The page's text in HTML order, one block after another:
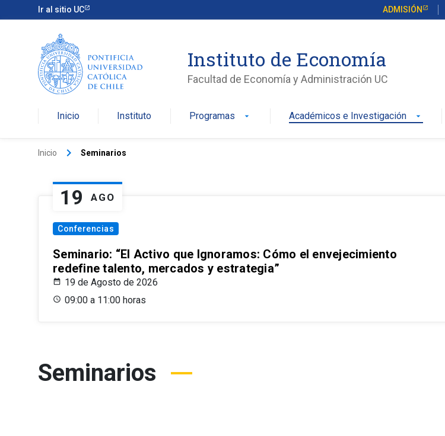
Ir al sitio UC ADMISIÓN
Instituto de Economía
Facultad de Economía y Administración UC
Inicio Instituto Programas arrow_drop_down Académicos e Investigación arrow_drop_down
Inicio keyboard_arrow_right Seminarios
19 AGO
Conferencias
Seminario: “El Activo que Ignoramos: Cómo el envejecimiento
redefine talento, mercados y estrategia”
19 de Agosto de 2026
09:00 a 11:00 horas
Seminarios